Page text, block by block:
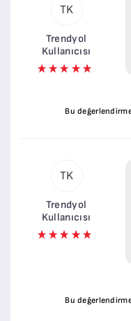
TK
Trendyol
Kullanıcısı
Bu
TK
Trendyol
Kullanıcısı
Bu